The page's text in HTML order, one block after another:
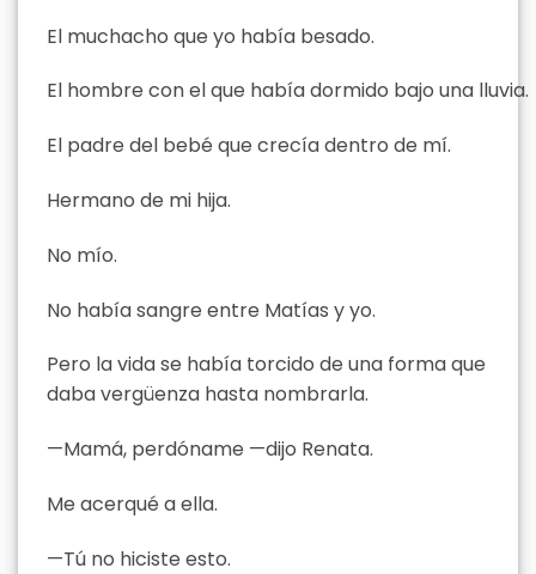
El muchacho que yo había besado.
El hombre con el que había dormido bajo una lluvia.
El padre del bebé que crecía dentro de mí.
Hermano de mi hija.
No mío.
No había sangre entre Matías y yo.
Pero la vida se había torcido de una forma que
daba vergüenza hasta nombrarla.
—Mamá, perdóname —dijo Renata.
Me acerqué a ella.
—Tú no hiciste esto.